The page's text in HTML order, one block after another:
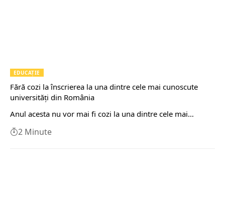
EDUCAŢIE
Fără cozi la înscrierea la una dintre cele mai cunoscute
universități din România
Anul acesta nu vor mai fi cozi la una dintre cele mai…
2 Minute